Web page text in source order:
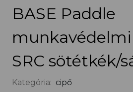
BASE Paddle
munkavédelmi
SRC sötétkék/
Kategória: cipő